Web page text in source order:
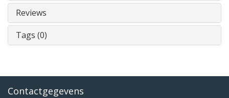
Reviews
Tags (0)
Contactgegevens